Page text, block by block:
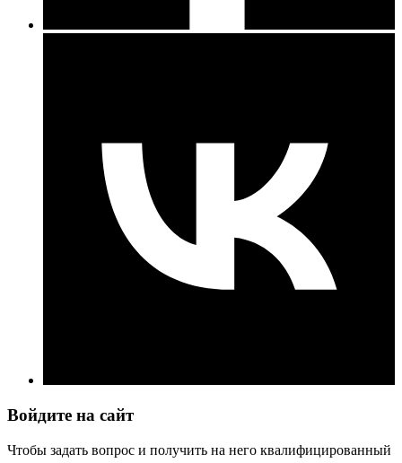
Войдите на сайт
Чтобы задать вопрос и получить на него квалифицированный